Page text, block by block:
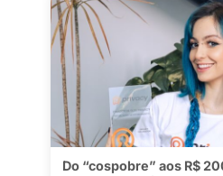
Em clima de
que mais se